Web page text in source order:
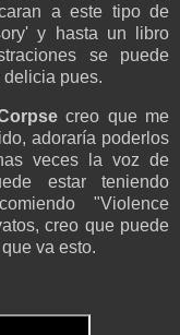
a este tipo de
y hasta un libro
se puede
pues.
creo que me
adoraría poderlos
veces la voz de
estar teniendo
"Violence
creo que puede
va esto.